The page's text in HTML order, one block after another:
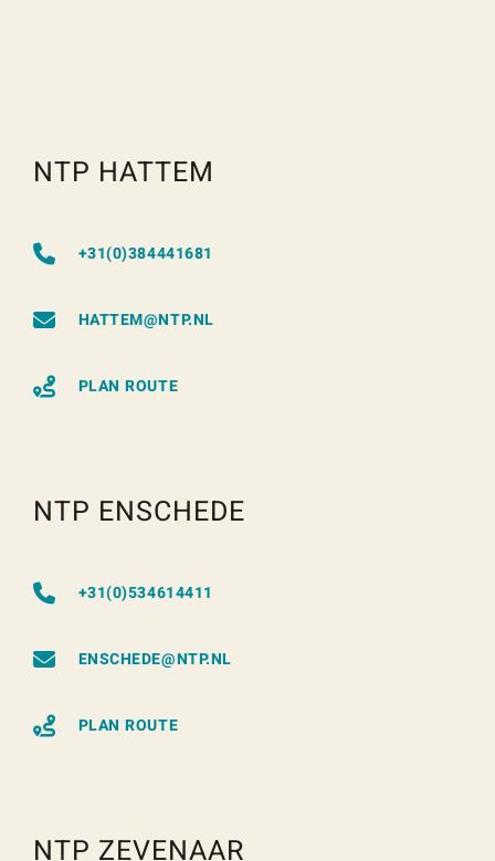
NTP HATTEM
+31(0)384441681
HATTEM@NTP.NL
PLAN ROUTE
NTP ENSCHEDE
+31(0)534614411
ENSCHEDE@NTP.NL
PLAN ROUTE
NTP ZEVENAAR